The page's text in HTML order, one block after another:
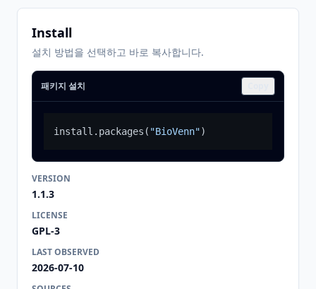
Install
설치 방법을 선택하고 바로 복사합니다.
패키지 설치
install.packages ( "BioVenn")
VERSION
1.1.3
LICENSE
GPL-3
LAST OBSERVED
2026-07-10